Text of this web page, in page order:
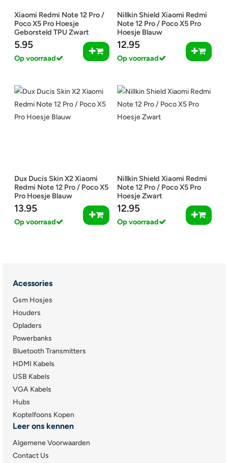
Xiaomi Redmi Note 12 Pro /
Poco X5 Pro Hoesje
Geborsteld TPU Zwart
5.95
Op voorraad
Nillkin Shield Xiaomi Redmi
Note 12 Pro / Poco X5 Pro
Hoesje Blauw
12.95
Op voorraad
Dux Ducis Skin X2 Xiaomi
Redmi Note 12 Pro / Poco X5
Pro Hoesje Blauw
13.95
Op voorraad
Nillkin Shield Xiaomi Redmi
Note 12 Pro / Poco X5 Pro
Hoesje Zwart
12.95
Op voorraad
Acessories
Gsm Hosjes
Houders
Opladers
Powerbanks
Bluetooth Transmitters
HDMI Kabels
USB Kabels
VGA Kabels
Hubs
Koptelfoons Kopen
Leer ons kennen
Algemene Voorwaarden
Contact Us